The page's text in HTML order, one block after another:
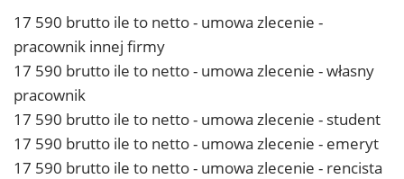
17 590 brutto ile to netto - umowa zlecenie -
pracownik innej firmy
17 590 brutto ile to netto - umowa zlecenie - własny
pracownik
17 590 brutto ile to netto - umowa zlecenie - student
17 590 brutto ile to netto - umowa zlecenie - emeryt
17 590 brutto ile to netto - umowa zlecenie - rencista